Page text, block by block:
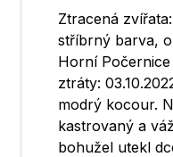
Ztracená
stříbrný barva,
Horní
ztráty:
modrý kocour.
kastrovaný a
bohužel utekl